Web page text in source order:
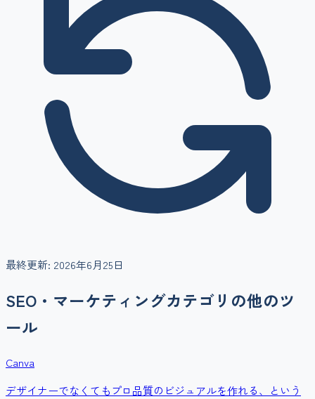
最終更新: 2026年6月25日
SEO・マーケティングカテゴリの他のツ
ール
Canva
デザイナーでなくてもプロ品質のビジュアルを作れる、という